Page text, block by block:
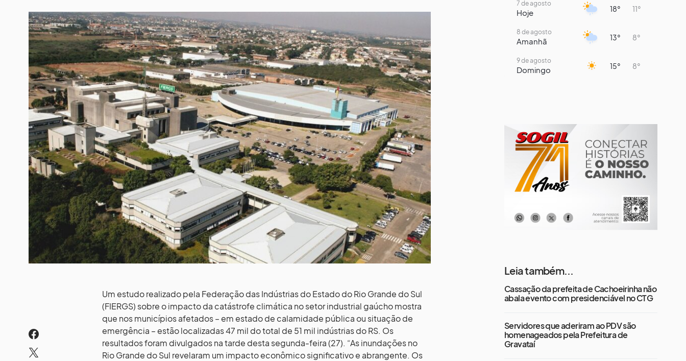
Um estudo realizado pela Federação das Indústrias do Estado do Rio Grande do Sul
(FIERGS) sobre o impacto da catástrofe climática no setor industrial gaúcho mostra
que nos municípios afetados – em estado de calamidade pública ou situação de
emergência – estão localizadas 47 mil do total de 51 mil indústrias do RS. Os
resultados foram divulgados na tarde desta segunda-feira (27). “As inundações no
Rio Grande do Sul revelaram um impacto econômico significativo e abrangente. Os
7 de agosto
Hoje 18° 11°
8 de agosto
Amanhã 13° 8°
9 de agosto
Domingo 15° 8°
Terça-Feira 17° 7°
12 de agosto
Quarta-Feira 13° 12°
13 de agosto
Quinta-Feira 15° 13°
Leia também...
Cassação da prefeita de Cachoeirinha não
abala evento com presidenciável no CTG
Servidores que aderiram ao PDV são
homenageados pela Prefeitura de
Gravataí